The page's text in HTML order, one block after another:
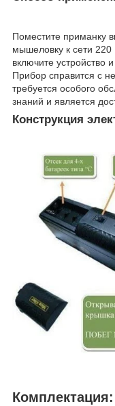
Поместите приманку
мышеловку к сети 220
включите устройство
Прибор справится с
требуется особого
знаний и является
Конструкция
Комплектация: